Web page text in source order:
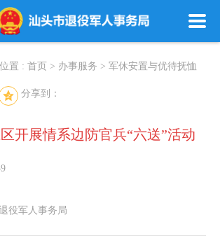
置 : 首页 > 办事服务 > 军休安置与优待抚恤
分享到：
开展情系边防官兵“六送”活动
役军人事务局